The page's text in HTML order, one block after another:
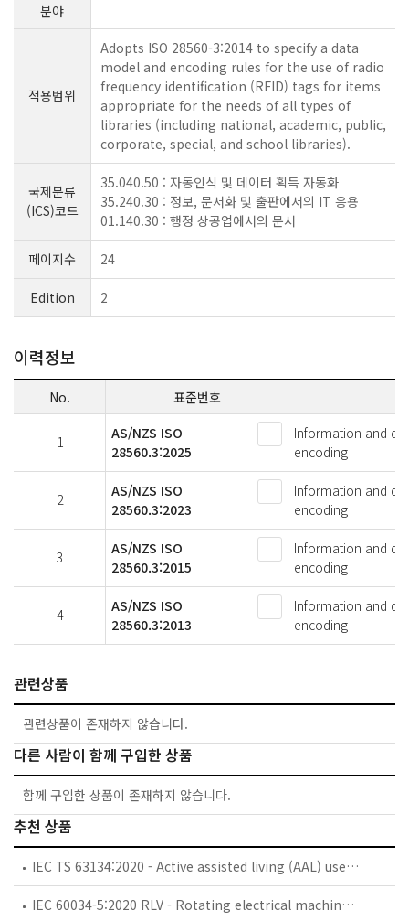
분야
적용범위
Adopts ISO 28560-3:2014 to specify a data
model and encoding rules for the use of radio
frequency identification (RFID) tags for items
appropriate for the needs of all types of
libraries (including national, academic, public,
corporate, special, and school libraries).
국제분류
(ICS)코드
35.040.50 : 자동인식 및 데이터 획득 자동화
35.240.30 : 정보, 문서화 및 출판에서의 IT 응용
01.140.30 : 행정 상공업에서의 문서
페이지수 24
Edition 2
이력정보
No. 표준번호
1
AS/NZS ISO
28560.3:2025
Information and
encoding
2
AS/NZS ISO
28560.3:2023
Information and
encoding
3
AS/NZS ISO
28560.3:2015
Information and
encoding
4
AS/NZS ISO
28560.3:2013
Information and
encoding
관련상품
관련상품이 존재하지 않습니다.
다른 사람이 함께 구입한 상품
함께 구입한 상품이 존재하지 않습니다.
추천 상품
IEC TS 63134:2020 - Active assisted living (AAL) use cases
IEC 60034-5:2020 RLV - Rotating electrical machines - Part 5: Degrees of protection provided by the integral design of rotating electrical machines (IP code) - Classification